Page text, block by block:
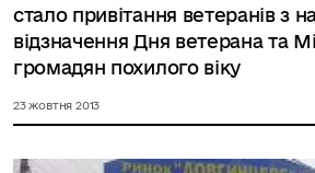
стало привітання ветеранів з
відзначення Дня ветерана та
громадян похилого віку
23 жовтня 2013